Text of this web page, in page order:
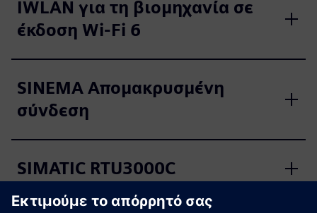
IWLAN για τη βιομηχανία σε
έκδοση Wi-Fi 6
SINEMA Απομακρυσμένη
σύνδεση
SIMATIC RTU3000C